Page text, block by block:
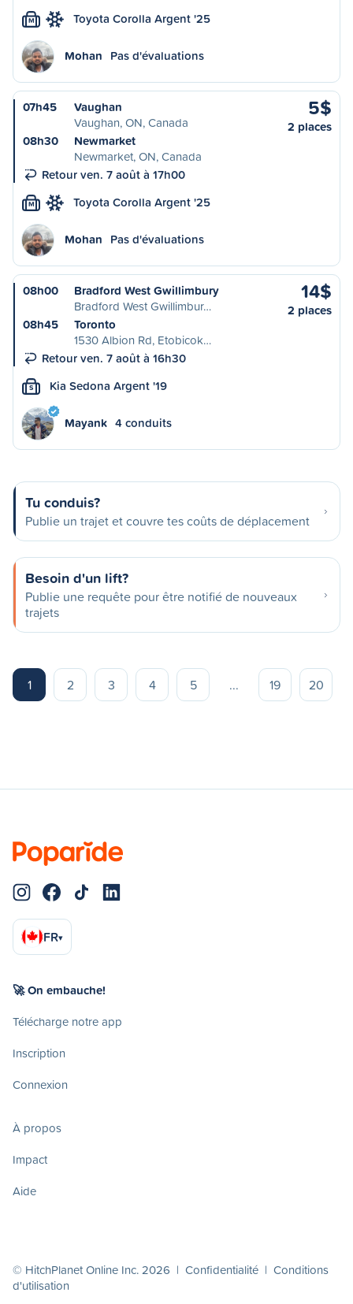
M Toyota Corolla Argent '25
Mohan Pas d'évaluations
07h45
Vaughan
Vaughan, ON, Canada
08h30
Newmarket
Newmarket, ON, Canada
Retour ven. 7 août à 17h00
5$
2 places
M Toyota Corolla Argent '25
Mohan Pas d'évaluations
08h00
Bradford West Gwillimbury
Bradford West Gwillimbur…
08h45
Toronto
1530 Albion Rd, Etobicok…
Retour ven. 7 août à 16h30
14$
2 places
S Kia Sedona Argent '19
Mayank 4 conduits
Tu conduis?
Publie un trajet et couvre tes coûts de déplacement
Besoin d'un lift?
Publie une requête pour être notifié de nouveaux
trajets
1 2 3 4 5 ... 19 20
FR▾
🚀 On embauche!
Télécharge notre app
Inscription
Connexion
À propos
Impact
Aide
© HitchPlanet Online Inc. 2026 | Confidentialité | Conditions
d'utilisation